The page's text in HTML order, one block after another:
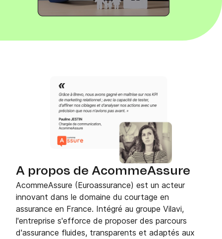
A propos de AcommeAssure
AcommeAssure (Euroassurance) est un acteur
innovant dans le domaine du courtage en
assurance en France. Intégré au groupe Vilavi,
l'entreprise s'efforce de proposer des parcours
d'assurance fluides, transparents et adaptés aux